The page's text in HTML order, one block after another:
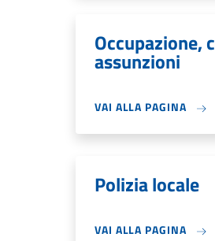
Occupazione,
assunzioni
VAI ALLA PAGINA
Polizia locale
VAI ALLA PAGINA